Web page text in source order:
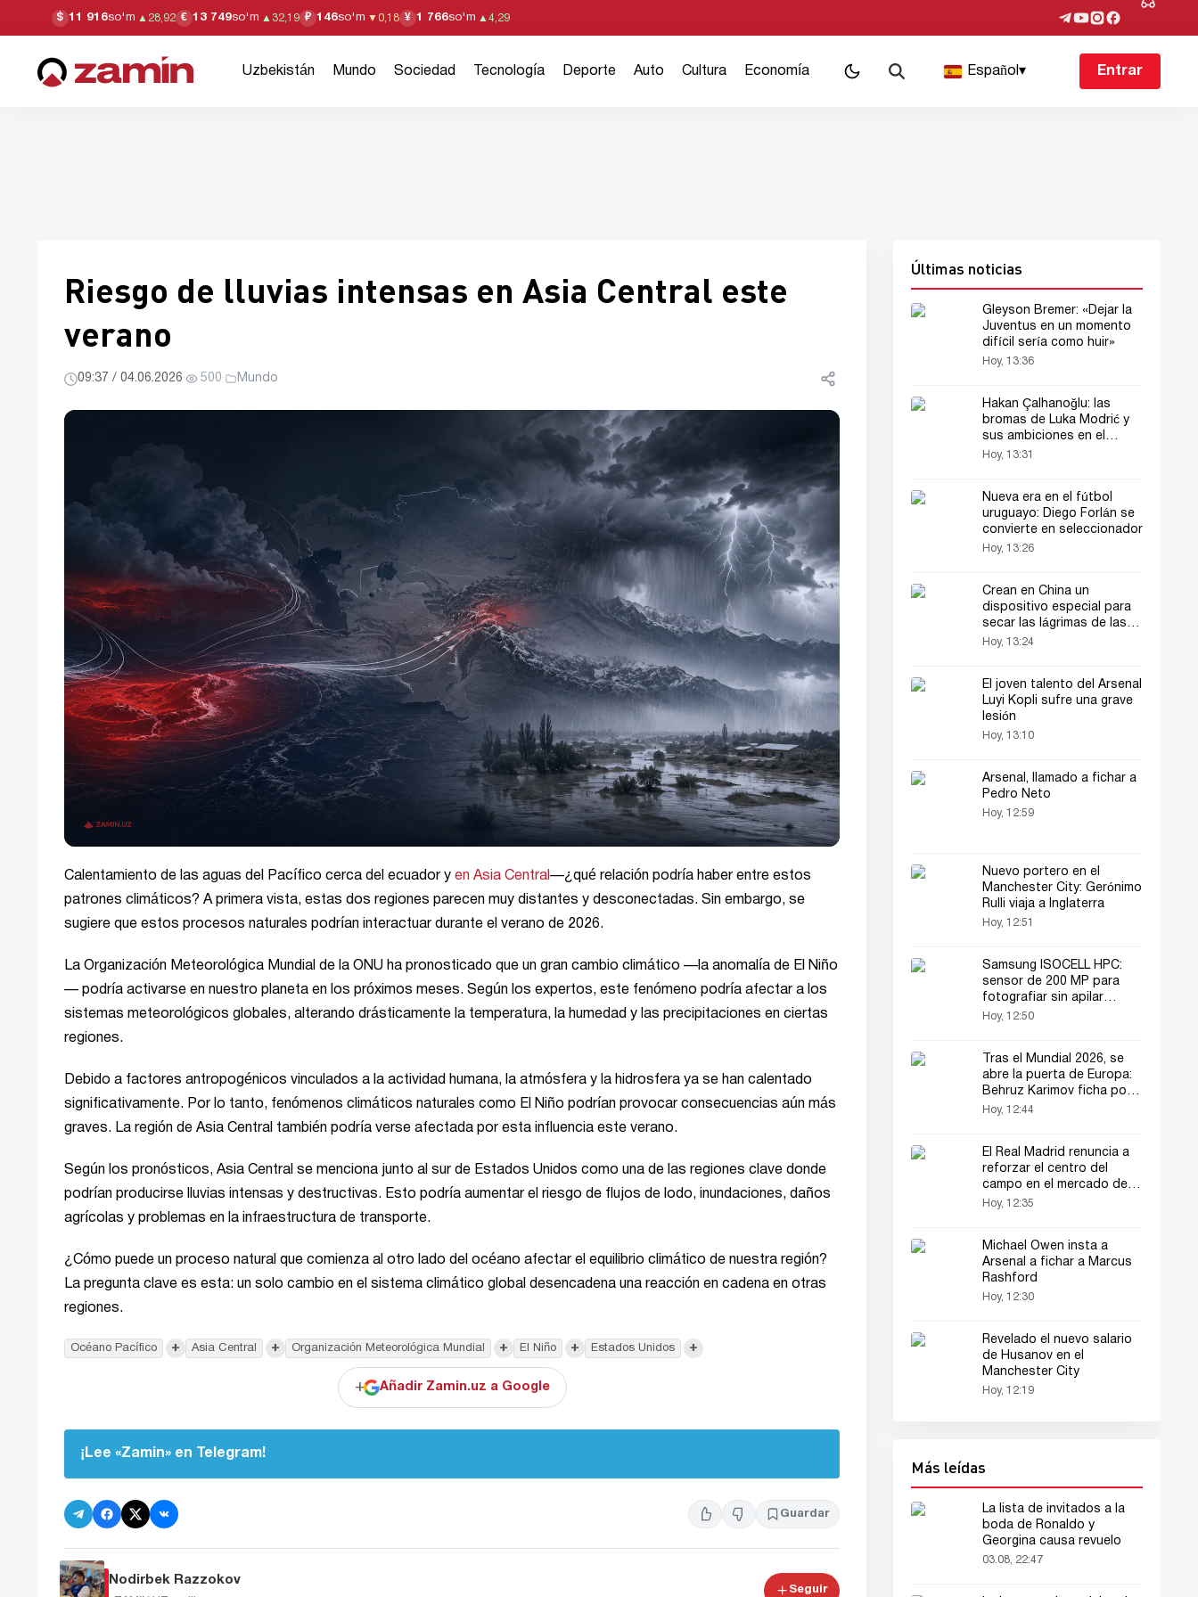
$ 11 916so'm ▲ 28,92 € 13 749so'm ▲ 32,19 ₽ 146so'm ▼ 0,18 ¥ 1 766so'm ▲ 4,29
Uzbekistán Mundo Sociedad Tecnología Deporte Auto Cultura Economía Español▾ Entrar
Riesgo de lluvias intensas en Asia Central este
verano
09:37 / 04.06.2026· 500· Mundo
Calentamiento de las aguas del Pacífico cerca del ecuador y en Asia Central —¿qué relación podría haber entre estos
patrones climáticos? A primera vista, estas dos regiones parecen muy distantes y desconectadas. Sin embargo, se
sugiere que estos procesos naturales podrían interactuar durante el verano de 2026.
La Organización Meteorológica Mundial de la ONU ha pronosticado que un gran cambio climático —la anomalía de El Niño
— podría activarse en nuestro planeta en los próximos meses. Según los expertos, este fenómeno podría afectar a los
sistemas meteorológicos globales, alterando drásticamente la temperatura, la humedad y las precipitaciones en ciertas
regiones.
Debido a factores antropogénicos vinculados a la actividad humana, la atmósfera y la hidrosfera ya se han calentado
significativamente. Por lo tanto, fenómenos climáticos naturales como El Niño podrían provocar consecuencias aún más
graves. La región de Asia Central también podría verse afectada por esta influencia este verano.
Según los pronósticos, Asia Central se menciona junto al sur de Estados Unidos como una de las regiones clave donde
podrían producirse lluvias intensas y destructivas. Esto podría aumentar el riesgo de flujos de lodo, inundaciones, daños
agrícolas y problemas en la infraestructura de transporte.
¿Cómo puede un proceso natural que comienza al otro lado del océano afectar el equilibrio climático de nuestra región?
La pregunta clave es esta: un solo cambio en el sistema climático global desencadena una reacción en cadena en otras
regiones.
Océano Pacífico + Asia Central + Organización Meteorológica Mundial + El Niño + Estados Unidos +
+ Añadir Zamin.uz a Google
¡Lee «Zamin» en Telegram!
Guardar
Nodirbek Razzokov
Seguir
Últimas noticias
Gleyson Bremer: «Dejar la
Juventus en un momento
difícil sería como huir»
Hoy, 13:36
Hakan Çalhanoğlu: las
bromas de Luka Modrić y
sus ambiciones en el
campeonato
Hoy, 13:31
Nueva era en el fútbol
uruguayo: Diego Forlán se
convierte en seleccionador
Hoy, 13:26
Crean en China un
dispositivo especial para
secar las lágrimas de las
novias
Hoy, 13:24
El joven talento del Arsenal
Luyi Kopli sufre una grave
lesión
Hoy, 13:10
Arsenal, llamado a fichar a
Pedro Neto
Hoy, 12:59
Nuevo portero en el
Manchester City: Gerónimo
Rulli viaja a Inglaterra
Hoy, 12:51
Samsung ISOCELL HPC:
sensor de 200 MP para
fotografiar sin apilar
fotogramas
Hoy, 12:50
Tras el Mundial 2026, se
abre la puerta de Europa:
Behruz Karimov ficha por
el Lugano
Hoy, 12:44
El Real Madrid renuncia a
reforzar el centro del
campo en el mercado de
fichajes
Hoy, 12:35
Michael Owen insta a
Arsenal a fichar a Marcus
Rashford
Hoy, 12:30
Revelado el nuevo salario
de Husanov en el
Manchester City
Hoy, 12:19
Más leídas
La lista de invitados a la
boda de Ronaldo y
Georgina causa revuelo
03.08, 22:47